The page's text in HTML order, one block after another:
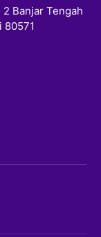
Banjar Tengah
80571